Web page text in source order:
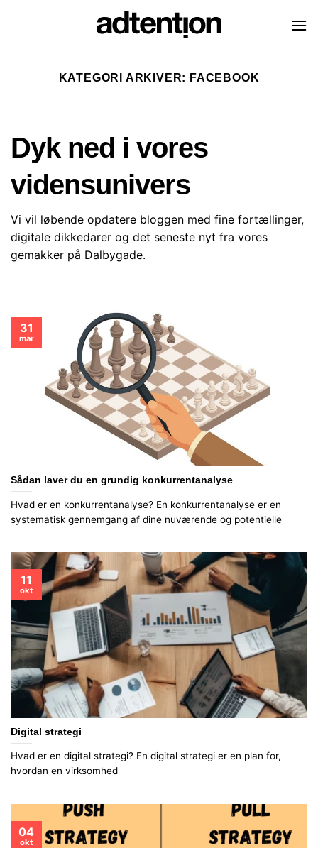
KATEGORI ARKIVER: FACEBOOK
Dyk ned i vores
vidensunivers
Vi vil løbende opdatere bloggen med fine fortællinger,
digitale dikkedarer og det seneste nyt fra vores
gemakker på Dalbygade.
Sådan laver du en grundig konkurrentanalyse
Hvad er en konkurrentanalyse? En konkurrentanalyse er en
systematisk gennemgang af dine nuværende og potentielle
31
mar
Digital strategi
Hvad er en digital strategi? En digital strategi er en plan for,
hvordan en virksomhed
11
okt
04
okt